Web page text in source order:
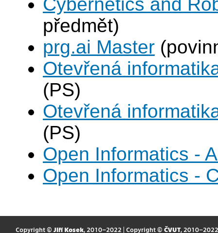
Cybernetics and
předmět)
prg.ai Master
Otevřená
(PS)
Otevřená
(PS)
Open Informatics -
Open Informatics -
Copyright © Jiří Kosek, 2010–2022 | Copyright © ČVUT, 2010–2022